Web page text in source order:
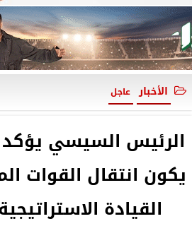
الأخبار عاجل
الرئيس السيسي
يكون انتقال القوات
القيادة